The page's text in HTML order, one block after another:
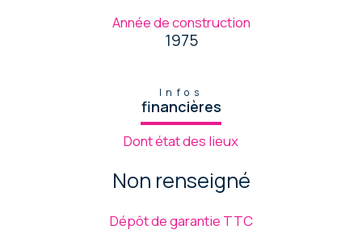
Année de construction
1975
Infos
financières
Dont état des lieux
Non renseigné
Dépôt de garantie TTC